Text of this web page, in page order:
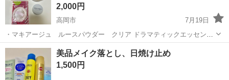
2,000円
高岡市
7月19日
・マキアージュ ルースパウダー クリア ドラマティックエッセンス
ヴェール →粉散布防止のため、ダイソーの未使用のパフお付けしま
す。少量使用しました。ほとんど残っています。 ・アイシャドウ→ピ
ンクベース 少量使用 ・セザン...
富山 高岡市 化粧品 クマ
美品メイク落とし、日焼け止め
1,500円